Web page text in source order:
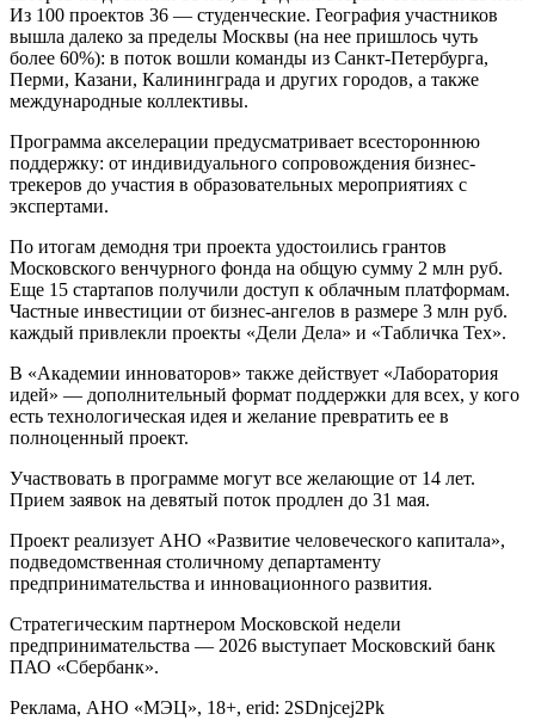
Из 100 проектов 36 — студенческие. География участников
вышла далеко за пределы Москвы (на нее пришлось чуть
более 60%): в поток вошли команды из Санкт-Петербурга,
Перми, Казани, Калининграда и других городов, а также
международные коллективы.
Программа акселерации предусматривает всестороннюю
поддержку: от индивидуального сопровождения бизнес-
трекеров до участия в образовательных мероприятиях с
экспертами.
По итогам демодня три проекта удостоились грантов
Московского венчурного фонда на общую сумму 2 млн руб.
Еще 15 стартапов получили доступ к облачным платформам.
Частные инвестиции от бизнес-ангелов в размере 3 млн руб.
каждый привлекли проекты «Дели Дела» и «Табличка Тех».
В «Академии инноваторов» также действует «Лаборатория
идей» — дополнительный формат поддержки для всех, у кого
есть технологическая идея и желание превратить ее в
полноценный проект.
Участвовать в программе могут все желающие от 14 лет.
Прием заявок на девятый поток продлен до 31 мая.
Проект реализует АНО «Развитие человеческого капитала»,
подведомственная столичному департаменту
предпринимательства и инновационного развития.
Стратегическим партнером Московской недели
предпринимательства — 2026 выступает Московский банк
ПАО «Сбербанк».
Реклама, АНО «МЭЦ», 18+, erid: 2SDnjcej2Pk